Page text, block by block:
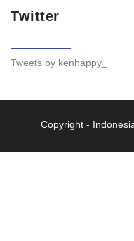
Twitter
Tweets by kenhappy_
Copyright -